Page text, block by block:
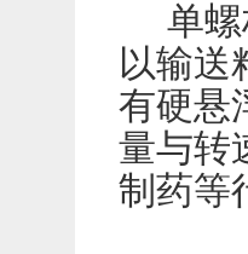
单螺
以输送
有硬悬
量与转
制药等